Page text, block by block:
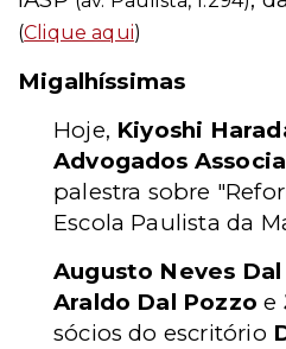
(Clique aqui)
Migalhíssimas
Hoje, Kiyoshi
Advogados
palestra sobre
Escola Paulista da
Augusto Neves
Araldo Dal Pozzo e
sócios do escritório